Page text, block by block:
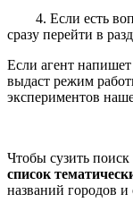
4. Если есть
сразу перейти в
Если агент
выдаст режим
экспериментов
Чтобы сузить
список
названий городов и